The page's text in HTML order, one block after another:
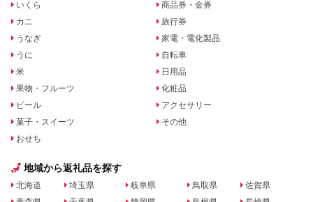
いくら
カニ
うなぎ
うに
米
果物・フルーツ
ビール
菓子・スイーツ
おせち
商品券・金券
旅行券
家電・電化製品
自転車
日用品
化粧品
アクセサリー
その他
地域から返礼品を探す
北海道
埼玉県
岐阜県
鳥取県
佐賀県